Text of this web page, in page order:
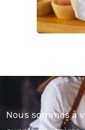
Nous sommes à